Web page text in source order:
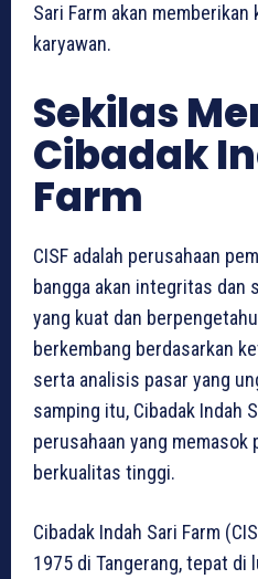
Sari Farm akan
karyawan.
Sekilas
Cibadak
Farm
CISF adalah perusahaan
bangga akan integritas dan
yang kuat dan
berkembang berdasarkan
serta analisis pasar yang
samping itu, Cibadak Indah
perusahaan yang memasok
berkualitas tinggi.
Cibadak Indah Sari Farm
1975 di Tangerang, tepat di